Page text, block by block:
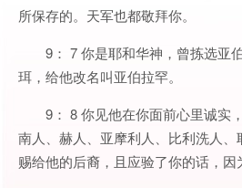
所保存的。天军也都敬拜你。
9： 7 你是耶和华神，曾拣选亚
珥，给他改名叫亚伯拉罕。
9： 8 你见他在你面前心里诚实
南人、赫人、亚摩利人、比利洗人
赐给他的后裔，且应验了你的话，因